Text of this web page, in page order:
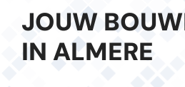
JOUW
IN ALMERE